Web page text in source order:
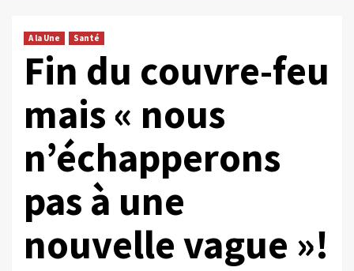
A la Une Santé
Fin du couvre-feu
mais « nous
n’échapperons
pas à une
nouvelle vague »!